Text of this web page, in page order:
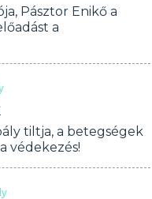
Pásztor Enikő a
a
tiltja, a betegségek
védekezés!